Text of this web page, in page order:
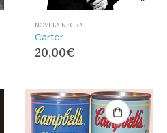
NOVELA NEGRA
Carter
20,00€